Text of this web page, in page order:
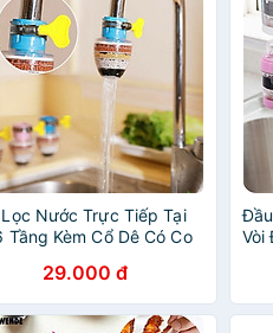
Nước Trực Tiếp Tại
Tầng Kèm Cổ Dê Có Co
Vòi Tiện Lợi Đem Lại
Nước Tinh Khiết Cho
29.000 đ
Vòi